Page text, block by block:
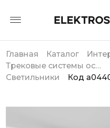
Главная Каталог
Трековые системы освещения
Светильники
Код